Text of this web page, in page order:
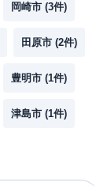
岡崎市 (3件)
田原市 (2件)
豊明市 (1件)
津島市 (1件)